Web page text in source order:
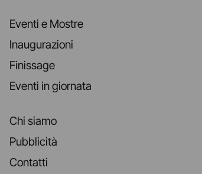
Eventi e Mostre
Inaugurazioni
Finissage
Eventi in giornata
Chi siamo
Pubblicità
Contatti